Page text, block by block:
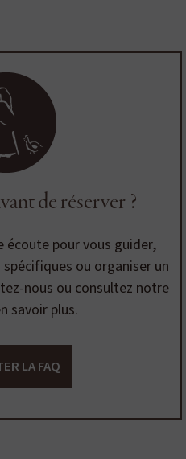
de réserver ?
pour vous guider,
ou organiser un
nous ou consultez notre
savoir plus.
LA FAQ